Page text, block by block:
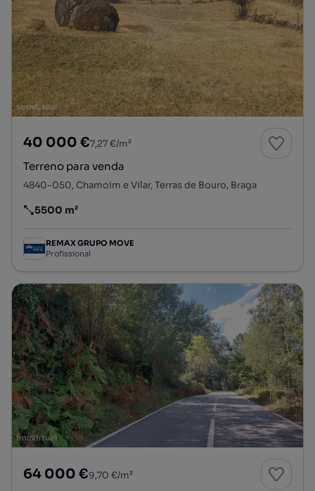
40 000 €7,27 €/m²
Terreno para venda
4840-050, Chamoim e Vilar, Terras de Bouro, Braga
Preço por metro quadrado
5500 m²
REMAX GRUPO MOVE
Profissional
64 000 €9,70 €/m²